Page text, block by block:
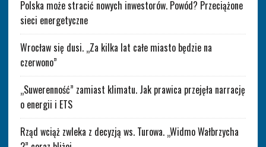
Polska może stracić nowych inwestorów. Powód? Przeciążone
sieci energetyczne
Wrocław się dusi. „Za kilka lat całe miasto będzie na
czerwono”
„Suwerenność” zamiast klimatu. Jak prawica przejęła narrację
o energii i ETS
Rząd wciąż zwleka z decyzją ws. Turowa. „Widmo Wałbrzycha